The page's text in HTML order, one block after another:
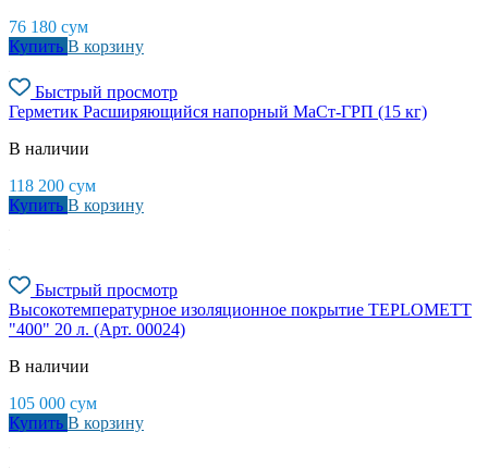
76 180 сум
Купить В корзину
Быстрый просмотр
Герметик Расширяющийся напорный МаСт-ГРП (15 кг)
В наличии
118 200 сум
Купить В корзину
Быстрый просмотр
Высокотемпературное изоляционное покрытие TEPLOMETT
"400" 20 л. (Арт. 00024)
В наличии
105 000 сум
Купить В корзину